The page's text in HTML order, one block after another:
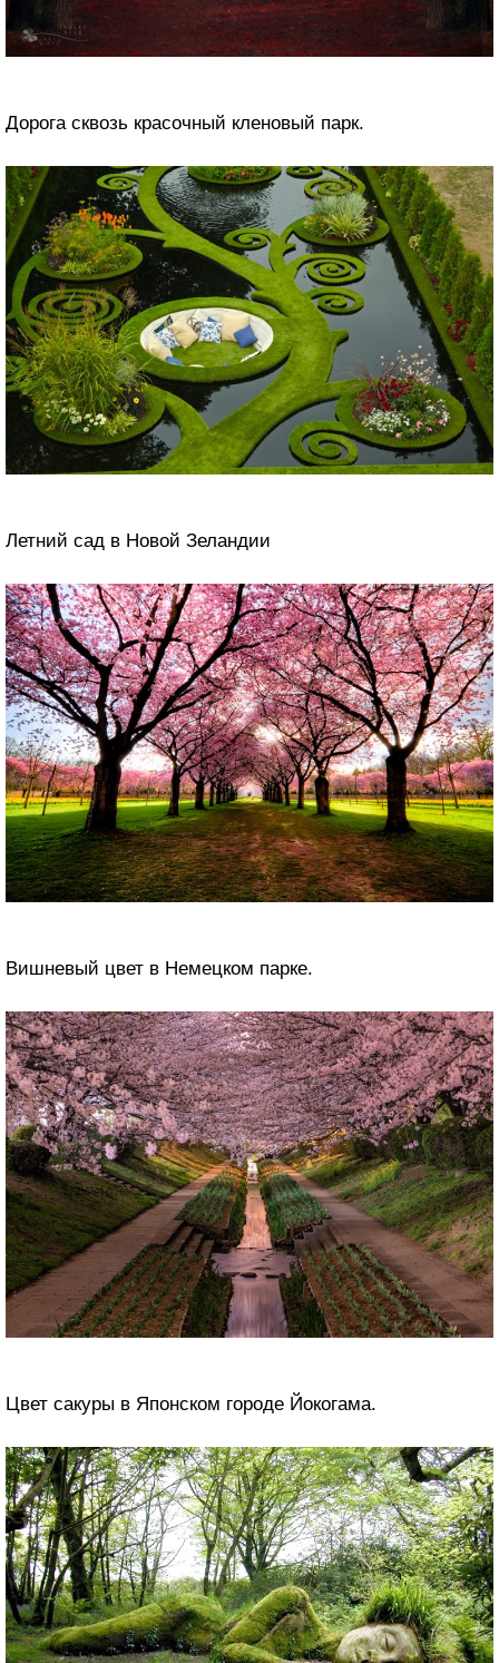
Дорога сквозь красочный кленовый парк.
Летний сад в Новой Зеландии
Вишневый цвет в Немецком парке.
Цвет сакуры в Японском городе Йокогама.